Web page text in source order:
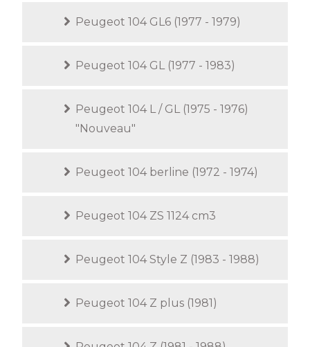
Peugeot 104 GL6 (1977 - 1979)
Peugeot 104 GL (1977 - 1983)
Peugeot 104 L / GL (1975 - 1976)
"Nouveau"
Peugeot 104 berline (1972 - 1974)
Peugeot 104 ZS 1124 cm3
Peugeot 104 Style Z (1983 - 1988)
Peugeot 104 Z plus (1981)